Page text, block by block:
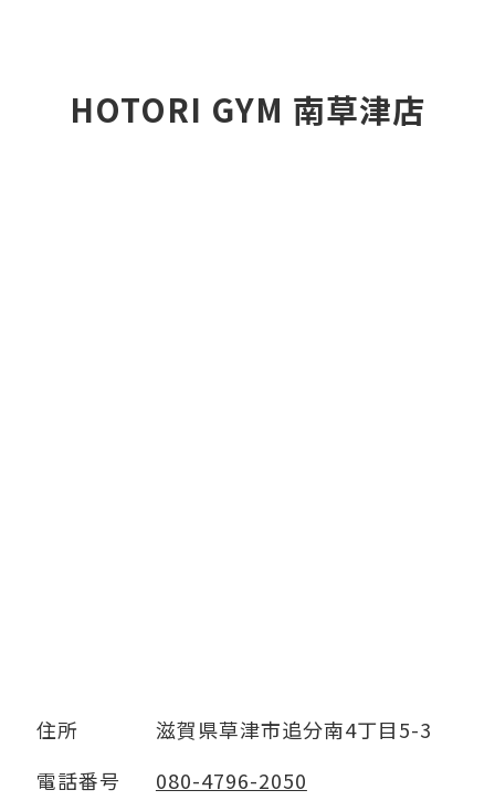
HOTORI GYM 南草津店
住所
滋賀県草津市追分南4丁目5-3
電話番号
080-4796-2050